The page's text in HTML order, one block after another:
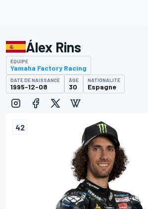
42
Álex Rins
ÉQUIPE
Yamaha Factory Racing
DATE DE NAISSANCE
1995-12-08
ÂGE
30
NATIONALITÉ
Espagne